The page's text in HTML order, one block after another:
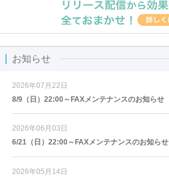
お知らせ
2026年07月22日
8/9（日）22:00～FAXメンテナンスのお知らせ
2026年06月03日
6/21（日）22:00～FAXメンテナンスのお知らせ
2026年05月14日